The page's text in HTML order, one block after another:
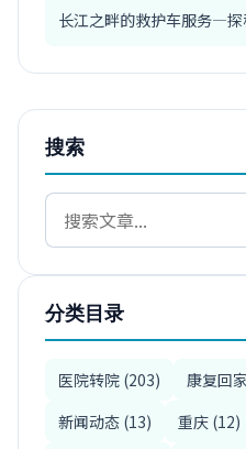
长江之畔的救护车服务—
搜索
分类目录
医院转院 (203) 康复回
新闻动态 (13)
重庆 (12)